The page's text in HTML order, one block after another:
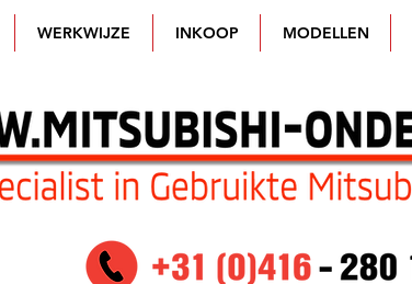
WERKWIJZE INKOOP MODELLEN